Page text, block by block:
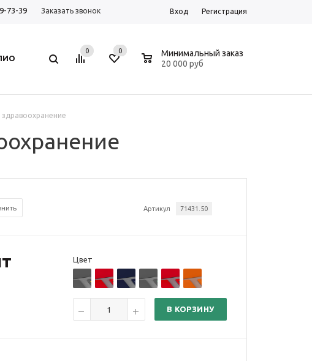
73-39 Заказать звонок Вход Регистрация
0 0
Минимальный заказ
20 000 руб
Артикул 71431.50
Цвет
В КОРЗИНУ